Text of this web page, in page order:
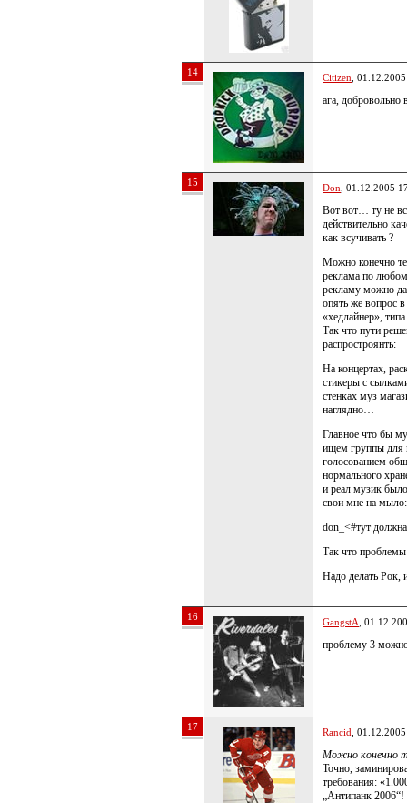
14 Citizen ,
ага, добровольно
15 Don , 01.12.2005
Вот вот… ту не
действительно
как всучивать ?
Можно конечно
реклама по
рекламу можно
опять же вопрос
«хедлайнер»,
Так что пути
распростроянть:
На концертах,
стикеры с
стенках муз
наглядно…
Главное что бы
ищем группы для
голосованием
нормального
и реал музик
свои мне на мыло:
don_<#тут
Так что
Надо делать Рок,
16 GangstA ,
проблему 3
17 Rancid ,
Можно конечно
Точно,
требования:
„Антипанк